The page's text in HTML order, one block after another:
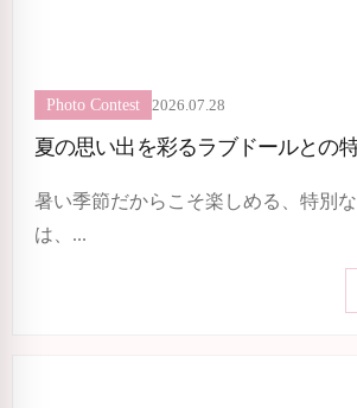
Photo Contest 2026.07.28
暑い季節だからこそ楽しめる、特別
は、...